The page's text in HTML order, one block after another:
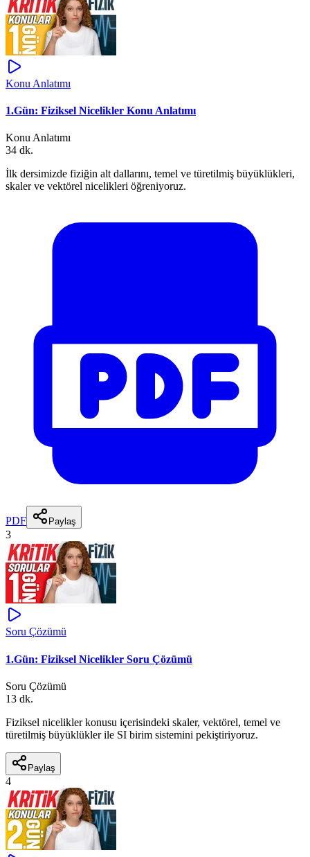
Konu Anlatımı
1.Gün: Fiziksel Nicelikler Konu Anlatımı
Konu Anlatımı
34 dk.
İlk dersimizde fiziğin alt dallarını, temel ve türetilmiş büyüklükleri,
skaler ve vektörel nicelikleri öğreniyoruz.
PDF Paylaş
3
Soru Çözümü
1.Gün: Fiziksel Nicelikler Soru Çözümü
Soru Çözümü
13 dk.
Fiziksel nicelikler konusu içerisindeki skaler, vektörel, temel ve
türetilmiş büyüklükler ile SI birim sistemini pekiştiriyoruz.
Paylaş
4